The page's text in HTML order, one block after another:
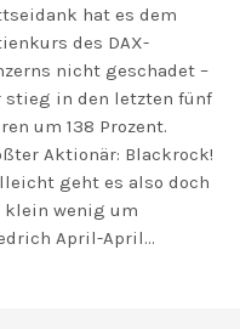
hat es dem
des DAX-
nicht geschadet –
stieg in den letzten fünf
um 138 Prozent.
Aktionär: Blackrock!
geht es also doch
klein wenig um
April-April…